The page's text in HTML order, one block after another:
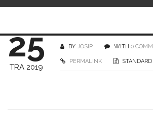
25
TRA 2019
BY JOSIP WITH 0
PERMALINK